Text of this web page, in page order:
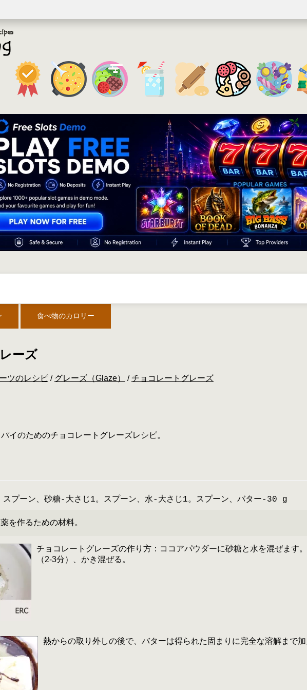
食べ物のカロリー
ーズ
ツのレシピ / グレーズ（Glaze） /チョコレートグレーズ
イのためのチョコレートグレーズレシピ。
スプーン、砂糖-大さじ1。スプーン、水-大さじ1。スプーン、バター-30 g
を作るための材料。
チョコレートグレーズの作り方：ココアパウダーに砂糖と水を混ぜます
（2-3分）、かき混ぜる。
熱からの取り外しの後で、バターは得られた固まりに完全な溶解まで